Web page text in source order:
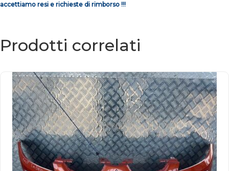
accettiamo resi e richieste di rimborso !!!
Prodotti correlati